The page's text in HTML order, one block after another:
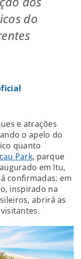
do
e atrações
o apelo do
quanto
Park, parque
em Itu,
confirmadas: em
inspirado na
abrirá as